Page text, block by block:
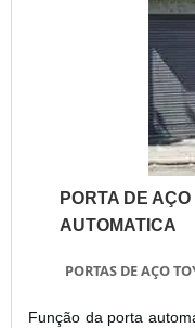
PORTA DE
AUTOMATICA
PORTAS DE AÇO
Função da porta